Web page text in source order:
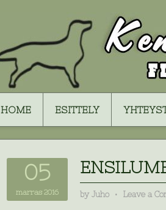
HOME ESITTELY
05
marras 2016 by Juho ⋅ Leave a